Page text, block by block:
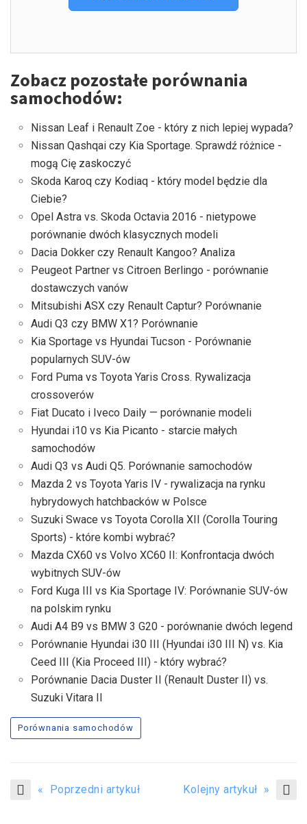
Zobacz pozostałe porównania
samochodów:
Nissan Leaf i Renault Zoe - który z nich lepiej wypada?
Nissan Qashqai czy Kia Sportage. Sprawdź różnice -
mogą Cię zaskoczyć
Skoda Karoq czy Kodiaq - który model będzie dla
Ciebie?
Opel Astra vs. Skoda Octavia 2016 - nietypowe
porównanie dwóch klasycznych modeli
Dacia Dokker czy Renault Kangoo? Analiza
Peugeot Partner vs Citroen Berlingo - porównanie
dostawczych vanów
Mitsubishi ASX czy Renault Captur? Porównanie
Audi Q3 czy BMW X1? Porównanie
Kia Sportage vs Hyundai Tucson - Porównanie
popularnych SUV-ów
Ford Puma vs Toyota Yaris Cross. Rywalizacja
crossoverów
Fiat Ducato i Iveco Daily — porównanie modeli
Hyundai i10 vs Kia Picanto - starcie małych
samochodów
Audi Q3 vs Audi Q5. Porównanie samochodów
Mazda 2 vs Toyota Yaris IV - rywalizacja na rynku
hybrydowych hatchbacków w Polsce
Suzuki Swace vs Toyota Corolla XII (Corolla Touring
Sports) - które kombi wybrać?
Mazda CX60 vs Volvo XC60 II: Konfrontacja dwóch
wybitnych SUV-ów
Ford Kuga III vs Kia Sportage IV: Porównanie SUV-ów
na polskim rynku
Audi A4 B9 vs BMW 3 G20 - porównanie dwóch legend
Porównanie Hyundai i30 III (Hyundai i30 III N) vs. Kia
Ceed III (Kia Proceed III) - który wybrać?
Porównanie Dacia Duster II (Renault Duster II) vs.
Suzuki Vitara II
Porównania samochodów
« Poprzedni artykuł Kolejny artykuł »